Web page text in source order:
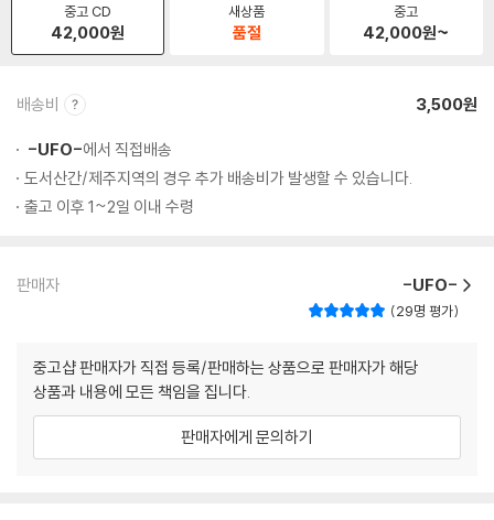
중고 CD
42,000원
새상품
품절
중고
42,000원~
배송비 3,500원
-UFO-에서 직접배송
도서산간/제주지역의 경우 추가 배송비가 발생할 수 있습니다.
출고 이후 1~2일 이내 수령
판매자 -UFO-
29명 평가
중고샵 판매자가 직접 등록/판매하는 상품으로 판매자가 해당
상품과 내용에 모든 책임을 집니다.
판매자에게 문의하기